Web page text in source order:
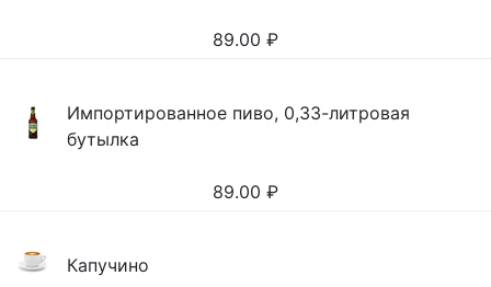
89.00 ₽
Импортированное пиво, 0,33-литровая
бутылка
89.00 ₽
Капучино